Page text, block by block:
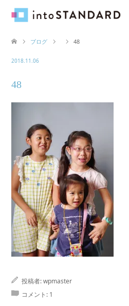
ブログ 48
2018.11.06
48
投稿者:wpmaster
コメント: 1